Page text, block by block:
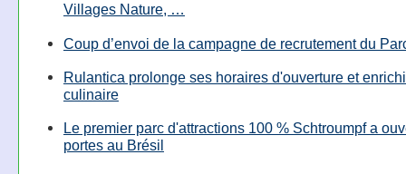
Villages Nature, …
Coup d’envoi de la campagne de recrutement du
Rulantica prolonge ses horaires d'ouverture et
culinaire
Le premier parc d'attractions 100 % Schtroumpf a
portes au Brésil